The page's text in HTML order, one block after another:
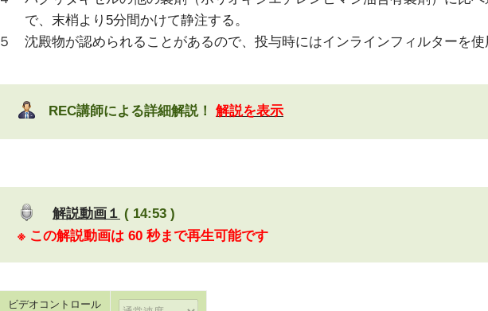
で、末梢より5分間かけて静注する。
５ 沈殿物が認められることがあるので、投与時にはインラインフィルターを使
REC講師による詳細解説！ 解説を表示
解説動画１ ( 14:53 )
※ この解説動画は 60 秒まで再生可能です
ビデオコントロール